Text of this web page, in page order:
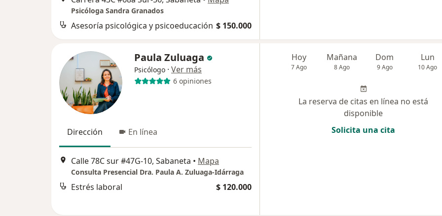
Psicóloga Sandra Granados
Asesoría psicológica y psicoeducación $ 150.000
Paula Zuluaga
Psicólogo · Ver más
6 opiniones
Dirección En línea
Calle 78C sur #47G-10, Sabaneta • Mapa
Consulta Presencial Dra. Paula A. Zuluaga-Idárraga
Estrés laboral $ 120.000
Hoy
7 Ago
Mañana
8 Ago
Dom
9 Ago
Lun
10 Ago
La reserva de citas en línea no está
disponible
Solicita una cita